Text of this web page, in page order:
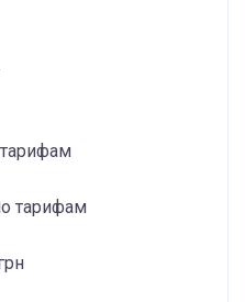
тарифам